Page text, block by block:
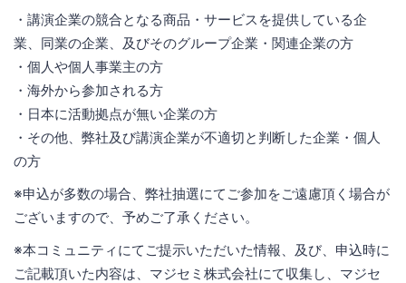
・講演企業の競合となる商品・サービスを提供している企
業、同業の企業、及びそのグループ企業・関連企業の方
・個人や個人事業主の方
・海外から参加される方
・日本に活動拠点が無い企業の方
・その他、弊社及び講演企業が不適切と判断した企業・個人
の方
※申込が多数の場合、弊社抽選にてご参加をご遠慮頂く場合が
ございますので、予めご了承ください。
※本コミュニティにてご提示いただいた情報、及び、申込時に
ご記載頂いた内容は、マジセミ株式会社にて収集し、マジセ